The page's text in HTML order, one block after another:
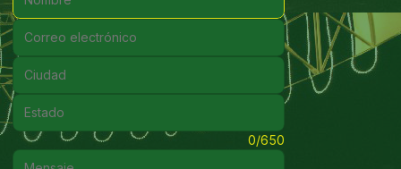
Correo electrónico:
Ciudad:
Estado:
Mensaje: 0/650